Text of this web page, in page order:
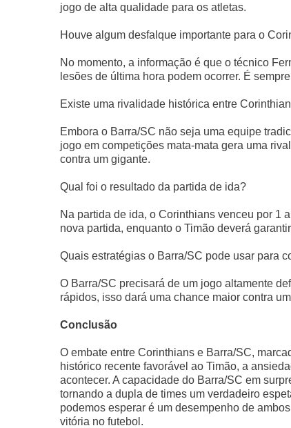
jogo de alta qualidade para os atletas.
Houve algum desfalque importante para o
No momento, a informação é que o técnico
lesões de última hora podem ocorrer. É
Existe uma rivalidade histórica entre
Embora o Barra/SC não seja uma equipe
jogo em competições mata-mata gera uma
contra um gigante.
Qual foi o resultado da partida de ida?
Na partida de ida, o Corinthians venceu por 1
nova partida, enquanto o Timão deverá
Quais estratégias o Barra/SC pode usar para
O Barra/SC precisará de um jogo altamente
rápidos, isso dará uma chance maior contra
Conclusão
O embate entre Corinthians e Barra/SC,
histórico recente favorável ao Timão, a
acontecer. A capacidade do Barra/SC em
tornando a dupla de times um verdadeiro
podemos esperar é um desempenho de
vitória no futebol.